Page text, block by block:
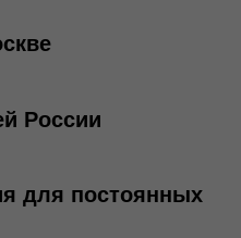
России
для постоянных